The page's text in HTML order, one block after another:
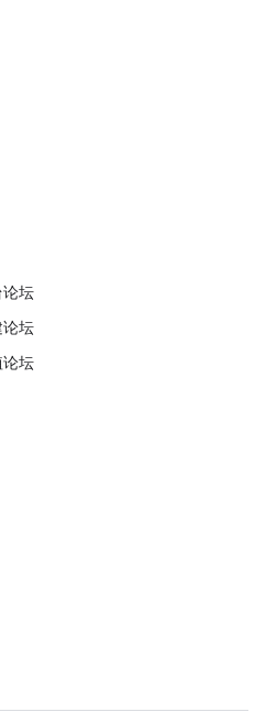
坛
坛
坛